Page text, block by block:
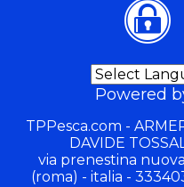
Powered
TPPesca.com -
DAVIDE
via prenestina
(roma) - italia -